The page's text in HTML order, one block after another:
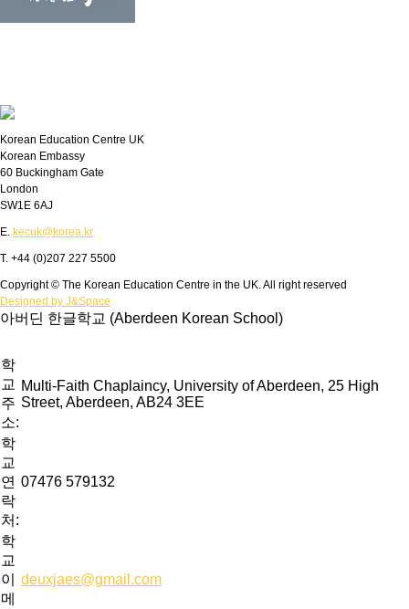
Korean Education Centre UK
Korean Embassy
60 Buckingham Gate
London
SW1E 6AJ
E. kecuk@korea.kr
T. +44 (0)207 227 5500
Copyright © The Korean Education Centre in the UK. All right reserved
Designed by J&Space
아버딘 한글학교 (Aberdeen Korean School)
학
교
주
소:
Multi-Faith Chaplaincy, University of Aberdeen, 25 High
Street, Aberdeen, AB24 3EE
학
교
연
락
처:
07476 579132
학
교
이
메
deuxjaes@gmail.com